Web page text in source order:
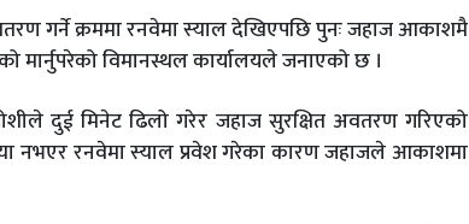
गर्ने क्रममा रनवेमा स्याल देखिएपछि पुनः जहाज आकाशमै
विमानस्थल कार्यालयले जनाएको छ ।
दुई मिनेट ढिलो गरेर जहाज सुरक्षित अवतरण गरिएको
नभएर रनवेमा स्याल प्रवेश गरेका कारण जहाजले आकाशमा